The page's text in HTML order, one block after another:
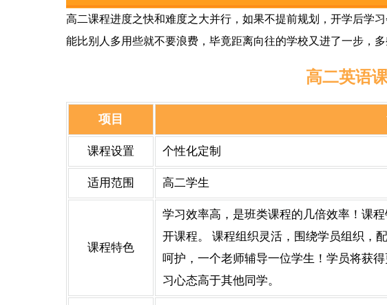
高二课程进度之快和难度之大并行，如果不提前规划，开学后学
能比别人多用些就不要浪费，毕竟距离向往的学校又进了一步，
高二英语
项目
课程设置 个性化定制
适用范围 高二学生
课程特色
学习效率高，是班类课程的几倍效率！课
开课程。 课程组织灵活，围绕学员组织，
呵护，一个老师辅导一位学生！学员将获
习心态高于其他同学。